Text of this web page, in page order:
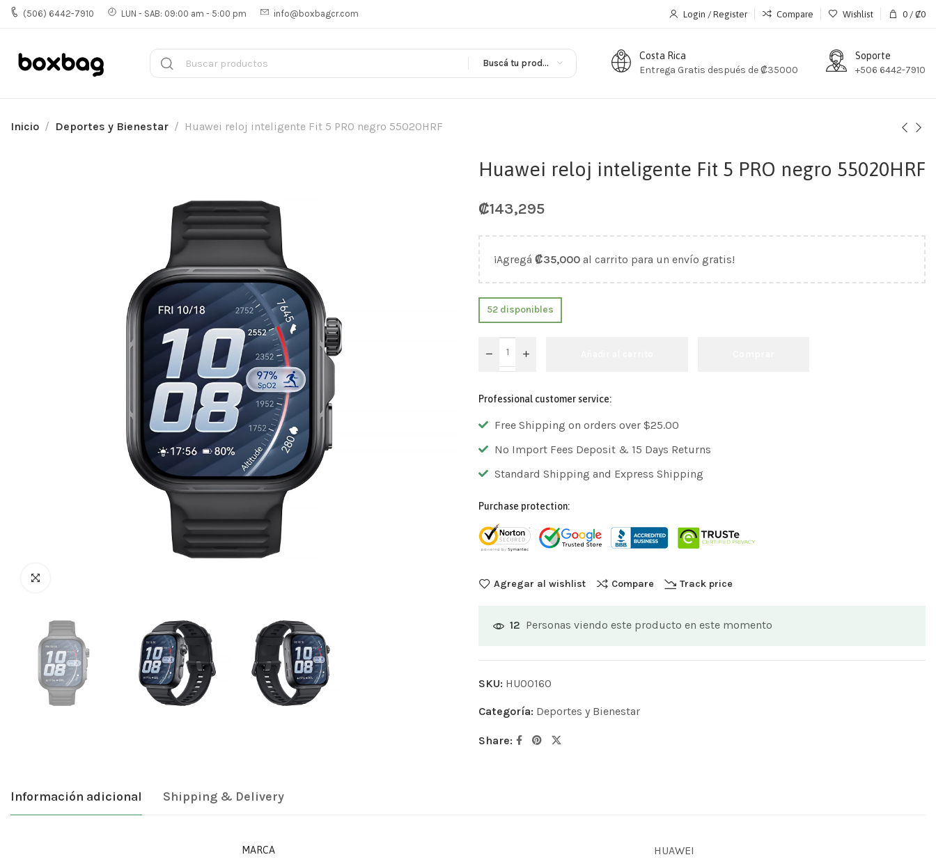
(506) 6442-7910 LUN - SAB: 09:00 am - 5:00 pm info@boxbagcr.com Login / Register Compare Wishlist 0 / ₡0
Buscá tu producto en
Costa Rica
Entrega Gratis después de ₡35000
Soporte
+506 6442-7910
Inicio Deportes y Bienestar Huawei reloj inteligente Fit 5 PRO negro 55020HRF
Huawei reloj inteligente Fit 5 PRO negro 55020HRF
₡143,295
¡Agregá ₡35,000 al carrito para un envío gratis!
52 disponibles
Professional customer service:
Free Shipping on orders over $25.00
No Import Fees Deposit & 15 Days Returns
Standard Shipping and Express Shipping
Purchase protection:
Agregar al wishlist Compare Track price
12 Personas viendo este producto en este momento
SKU: HU00160
Categoría: Deportes y Bienestar
Share:
Información adicional Shipping & Delivery
MARCA HUAWEI